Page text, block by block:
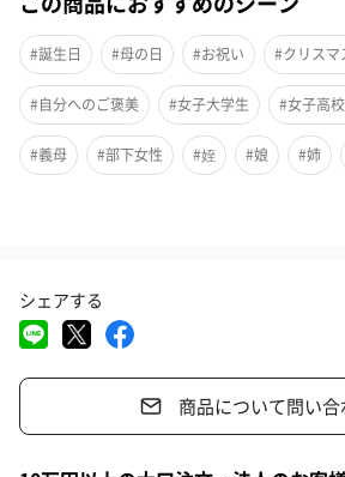
乱れた菌バランスに着目した揺らぎにくい
ターオイルです。
ストレス過多な肌や洗顔後の肌は菌のバラ
荒れを引き起こしやすい状態です。洗顔後
アプローチすることで肌のバランスを整え
から強く揺らぎにくく、巡りのいい肌に導
#誕生日 #母の日 #お祝い #クリスマ
#自分へのご褒美 #女子大学生 #女子高
#義母 #部下女性 #姪 #娘 #姉
#50代 #60代
シェアする
商品について問い合